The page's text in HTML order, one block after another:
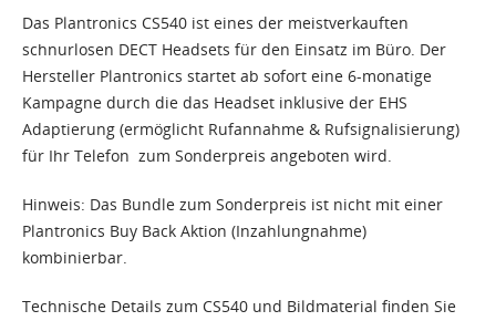
Das Plantronics CS540 ist eines der meistverkauften
schnurlosen DECT Headsets für den Einsatz im Büro. Der
Hersteller Plantronics startet ab sofort eine 6-monatige
Kampagne durch die das Headset inklusive der EHS
Adaptierung (ermöglicht Rufannahme & Rufsignalisierung)
für Ihr Telefon zum Sonderpreis angeboten wird.
Hinweis: Das Bundle zum Sonderpreis ist nicht mit einer
Plantronics Buy Back Aktion (Inzahlungnahme)
kombinierbar.
Technische Details zum CS540 und Bildmaterial finden Sie